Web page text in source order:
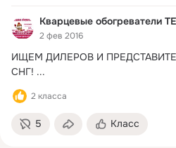
Кварцевые обогреватели
2 фев 2016
ИЩЕМ ДИЛЕРОВ И
СНГ! ...
2 класса
5 Класс